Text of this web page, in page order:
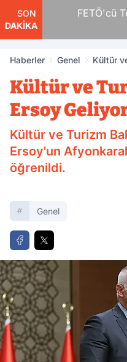
SON
DAKİKA
FETÖ'cü
Haberler Genel Kültür
Kültür ve
Ersoy
Kültür ve Turizm
Ersoy'un
öğrenildi.
Genel